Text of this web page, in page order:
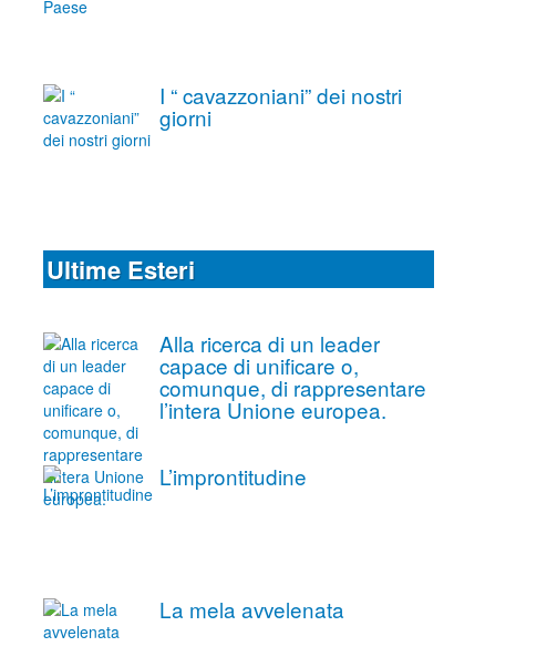
I “ cavazzoniani” dei nostri
giorni
Ultime Esteri
Alla ricerca di un leader
capace di unificare o,
comunque, di rappresentare
l’intera Unione europea.
L’improntitudine
La mela avvelenata